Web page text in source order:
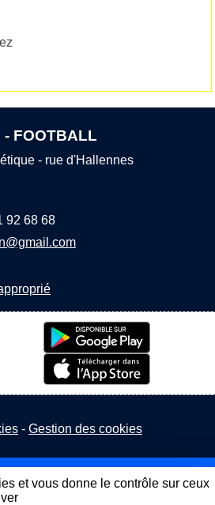
- FOOTBALL
- rue d'Hallennes
92 68 68
Gestion des cookies
et vous donne le contrôle sur ceux